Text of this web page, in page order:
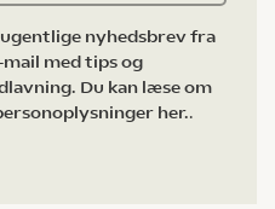
nyhedsbrev fra
med tips og
Du kan læse om
her..